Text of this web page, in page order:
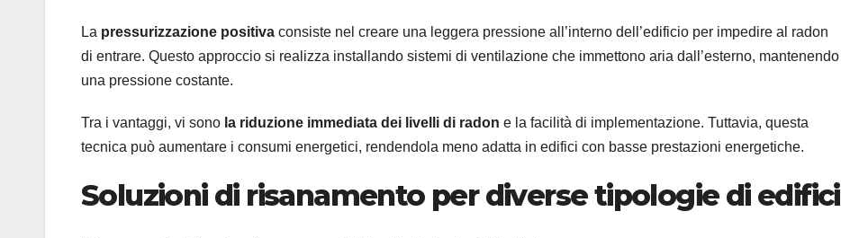
La pressurizzazione positiva consiste nel creare una leggera pressione all’interno dell’edificio per impedire al radon
di entrare. Questo approccio si realizza installando sistemi di ventilazione che immettono aria dall’esterno, mantenendo
una pressione costante.
Tra i vantaggi, vi sono la riduzione immediata dei livelli di radon e la facilità di implementazione. Tuttavia, questa
tecnica può aumentare i consumi energetici, rendendola meno adatta in edifici con basse prestazioni energetiche.
Soluzioni di risanamento per diverse tipologie di edifici